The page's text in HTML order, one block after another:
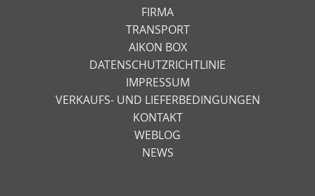
FIRMA
TRANSPORT
AIKON BOX
DATENSCHUTZRICHTLINIE
IMPRESSUM
VERKAUFS- UND LIEFERBEDINGUNGEN
KONTAKT
WEBLOG
NEWS